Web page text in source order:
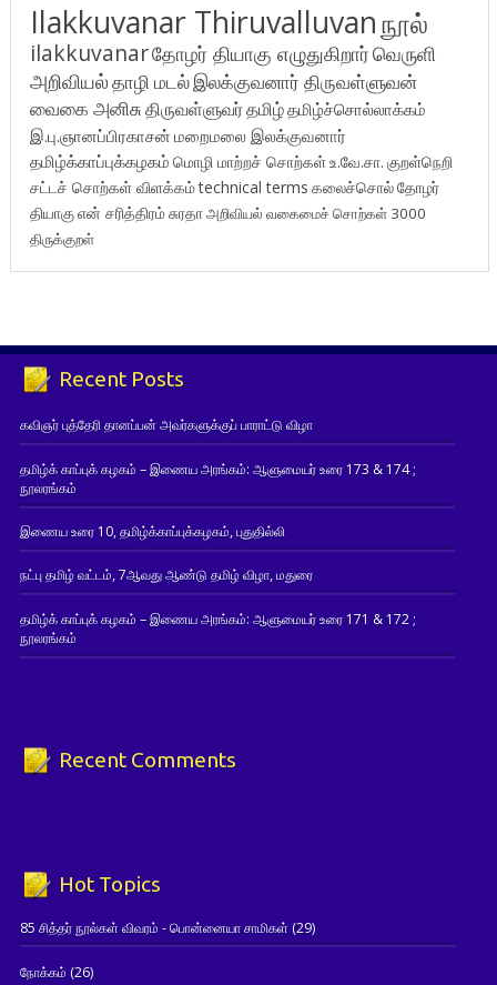
Ilakkuvanar Thiruvalluvanநூல்
ilakkuvanarதோழர் தியாகு எழுதுகிறார்வெருளி
அறிவியல்தாழி மடல்இலக்குவனார் திருவள்ளுவன்
வைகை அனிசுதிருவள்ளுவர்தமிழ்தமிழ்ச்சொல்லாக்கம்
இ.பு.ஞானப்பிரகாசன் மறைமலை இலக்குவனார்
தமிழ்க்காப்புக்கழகம் மொழி மாற்றச் சொற்கள்உ.வே.சா. குறள்நெறி
சட்டச் சொற்கள் விளக்கம்technical terms கலைச்சொல்தோழர்
தியாகுஎன் சரித்திரம்சுரதாஅறிவியல் வகைமைச் சொற்கள் 3000
திருக்குறள்
Recent Posts
கவிஞர் புத்தேரி தானப்பன் அவர்களுக்குப் பாராட்டு விழா
தமிழ்க் காப்புக் கழகம் – இணைய அரங்கம்: ஆளுமையர் உரை 173 & 174 ;
நூலரங்கம்
இணைய உரை 10, தமிழ்க்காப்புக்கழகம், புதுதில்லி
நட்பு தமிழ் வட்டம், 7ஆவது ஆண்டு தமிழ் விழா, மதுரை
தமிழ்க் காப்புக் கழகம் – இணைய அரங்கம்: ஆளுமையர் உரை 171 & 172 ;
நூலரங்கம்
Recent Comments
Hot Topics
85 சித்தர் நூல்கள் விவரம் - பொன்னையா சாமிகள் (29)
நோக்கம் (26)